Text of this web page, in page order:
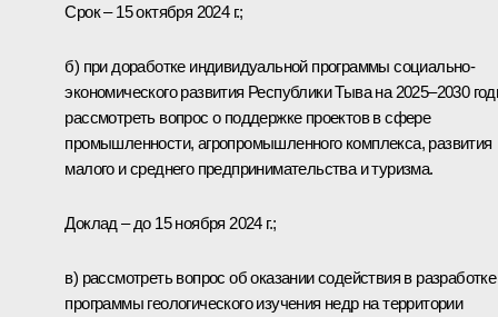
Срок – 15 октября 2024 г.;
б) при доработке индивидуальной программы социально-
экономического развития Республики Тыва на 2025–2030
рассмотреть вопрос о поддержке проектов в сфере
промышленности, агропромышленного комплекса, развития
малого и среднего предпринимательства и туризма.
Доклад – до 15 ноября 2024 г.;
в) рассмотреть вопрос об оказании содействия в разработке
программы геологического изучения недр на территории